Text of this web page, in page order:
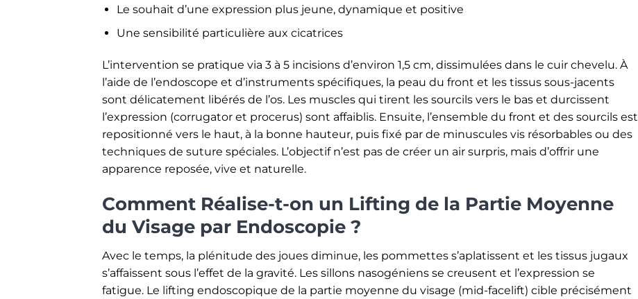
Le souhait d’une expression plus jeune, dynamique et positive
Une sensibilité particulière aux cicatrices
L’intervention se pratique via 3 à 5 incisions d’environ 1,5 cm, dissimulées dans le cuir chevelu. À
l’aide de l’endoscope et d’instruments spécifiques, la peau du front et les tissus sous-jacents
sont délicatement libérés de l’os. Les muscles qui tirent les sourcils vers le bas et durcissent
l’expression (corrugator et procerus) sont affaiblis. Ensuite, l’ensemble du front et des sourcils est
repositionné vers le haut, à la bonne hauteur, puis fixé par de minuscules vis résorbables ou des
techniques de suture spéciales. L’objectif n’est pas de créer un air surpris, mais d’offrir une
apparence reposée, vive et naturelle.
Comment Réalise-t-on un Lifting de la Partie Moyenne
du Visage par Endoscopie ?
Avec le temps, la plénitude des joues diminue, les pommettes s’aplatissent et les tissus jugaux
s’affaissent sous l’effet de la gravité. Les sillons nasogéniens se creusent et l’expression se
fatigue. Le lifting endoscopique de la partie moyenne du visage (mid-facelift) cible précisément